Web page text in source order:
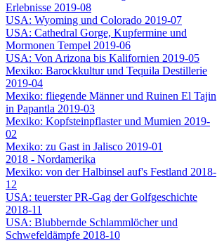
Erlebnisse 2019-08
USA: Wyoming und Colorado 2019-07
USA: Cathedral Gorge, Kupfermine und
Mormonen Tempel 2019-06
USA: Von Arizona bis Kalifornien 2019-05
Mexiko: Barockkultur und Tequila Destillerie
2019-04
Mexiko: fliegende Männer und Ruinen El Tajin
in Papantla 2019-03
Mexiko: Kopfsteinpflaster und Mumien 2019-
02
Mexiko: zu Gast in Jalisco 2019-01
2018 - Nordamerika
Mexiko: von der Halbinsel auf's Festland 2018-
12
USA: teuerster PR-Gag der Golfgeschichte
2018-11
USA: Blubbernde Schlammlöcher und
Schwefeldämpfe 2018-10